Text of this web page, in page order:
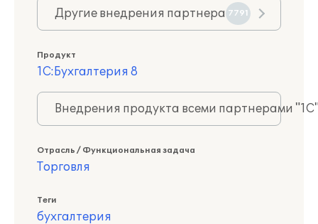
Другие внедрения партнера 7791
Продукт
1С:Бухгалтерия 8
Внедрения продукта всеми партнерами
Отрасль / Функциональная задача
Торговля
Теги
бухгалтерия